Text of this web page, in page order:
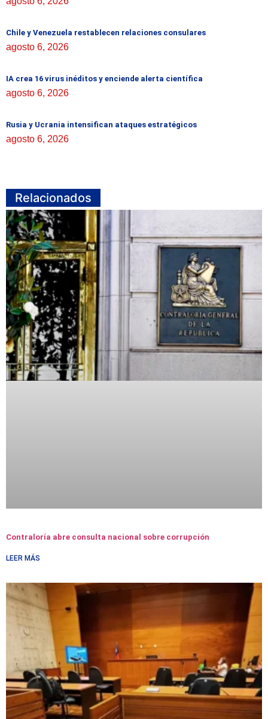
Chile y Venezuela restablecen relaciones consulares
agosto 6, 2026
IA crea 16 virus inéditos y enciende alerta científica
agosto 6, 2026
Rusia y Ucrania intensifican ataques estratégicos
agosto 6, 2026
Relacionados
Contraloría abre consulta nacional sobre corrupción
LEER MÁS